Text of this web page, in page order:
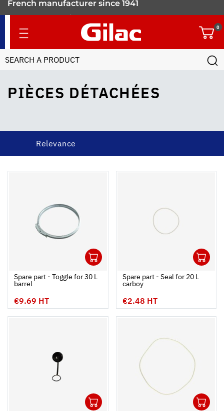
PIÈCES DÉTACHÉES
Relevance
Spare part - Toggle for 30 L
barrel
€9.69 HT
Spare part - Seal for 20 L
carboy
€2.48 HT
French manufacturer since 1941
900 food containers
for professionals
0